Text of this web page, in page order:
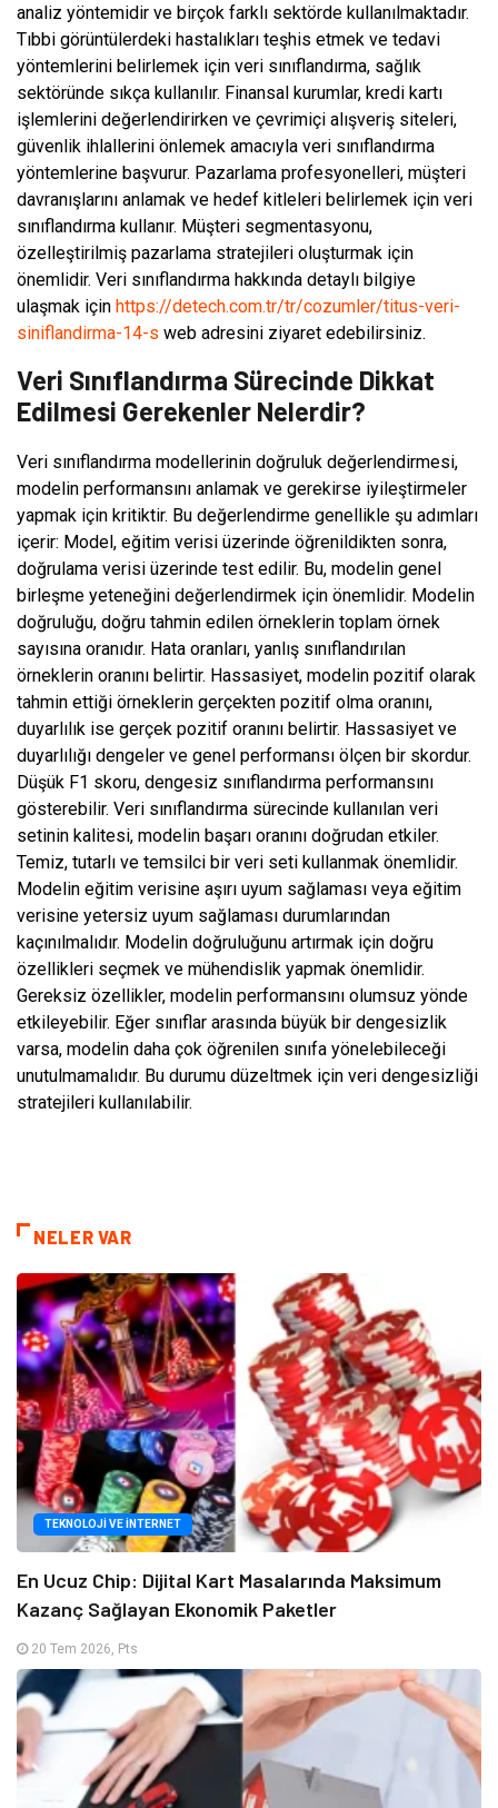
analiz yöntemidir ve birçok farklı sektörde kullanılmaktadır.
Tıbbi görüntülerdeki hastalıkları teşhis etmek ve tedavi
yöntemlerini belirlemek için veri sınıflandırma, sağlık
sektöründe sıkça kullanılır. Finansal kurumlar, kredi kartı
işlemlerini değerlendirirken ve çevrimiçi alışveriş siteleri,
güvenlik ihlallerini önlemek amacıyla veri sınıflandırma
yöntemlerine başvurur. Pazarlama profesyonelleri, müşteri
davranışlarını anlamak ve hedef kitleleri belirlemek için veri
sınıflandırma kullanır. Müşteri segmentasyonu,
özelleştirilmiş pazarlama stratejileri oluşturmak için
önemlidir. Veri sınıflandırma hakkında detaylı bilgiye
ulaşmak için https://detech.com.tr/tr/cozumler/titus-veri-
siniflandirma-14-s web adresini ziyaret edebilirsiniz.
Veri Sınıflandırma Sürecinde Dikkat
Edilmesi Gerekenler Nelerdir?
Veri sınıflandırma modellerinin doğruluk değerlendirmesi,
modelin performansını anlamak ve gerekirse iyileştirmeler
yapmak için kritiktir. Bu değerlendirme genellikle şu adımları
içerir: Model, eğitim verisi üzerinde öğrenildikten sonra,
doğrulama verisi üzerinde test edilir. Bu, modelin genel
birleşme yeteneğini değerlendirmek için önemlidir. Modelin
doğruluğu, doğru tahmin edilen örneklerin toplam örnek
sayısına oranıdır. Hata oranları, yanlış sınıflandırılan
örneklerin oranını belirtir. Hassasiyet, modelin pozitif olarak
tahmin ettiği örneklerin gerçekten pozitif olma oranını,
duyarlılık ise gerçek pozitif oranını belirtir. Hassasiyet ve
duyarlılığı dengeler ve genel performansı ölçen bir skordur.
Düşük F1 skoru, dengesiz sınıflandırma performansını
gösterebilir. Veri sınıflandırma sürecinde kullanılan veri
setinin kalitesi, modelin başarı oranını doğrudan etkiler.
Temiz, tutarlı ve temsilci bir veri seti kullanmak önemlidir.
Modelin eğitim verisine aşırı uyum sağlaması veya eğitim
verisine yetersiz uyum sağlaması durumlarından
kaçınılmalıdır. Modelin doğruluğunu artırmak için doğru
özellikleri seçmek ve mühendislik yapmak önemlidir.
Gereksiz özellikler, modelin performansını olumsuz yönde
etkileyebilir. Eğer sınıflar arasında büyük bir dengesizlik
varsa, modelin daha çok öğrenilen sınıfa yönelebileceği
unutulmamalıdır. Bu durumu düzeltmek için veri dengesizliği
stratejileri kullanılabilir.
NELER VAR
TEKNOLOJI VE İNTERNET
En Ucuz Chip: Dijital Kart Masalarında Maksimum
Kazanç Sağlayan Ekonomik Paketler
20 Tem 2026, Pts